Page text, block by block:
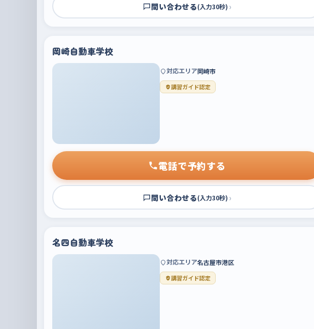
問い合わせる(入力30秒) ›
岡崎自動車学校
対応エリア岡崎市
講習ガイド認定
電話で予約する
問い合わせる(入力30秒) ›
名四自動車学校
対応エリア名古屋市港区
講習ガイド認定